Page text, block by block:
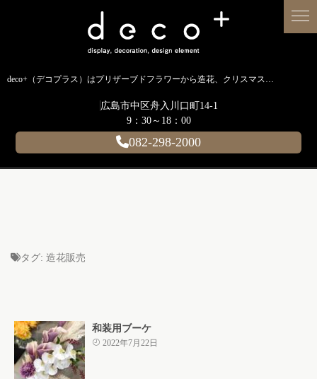
deco+（デコプラス）はプリザーブドフラワーから造花、クリスマス装飾、イルミネーションに至るまで扱う広島のディスプレイ専門ショップです。
広島市中区舟入川口町14-1
9：30～18：00
082-298-2000
タグ: 造花販売
和装用ブーケ
2022年7月22日